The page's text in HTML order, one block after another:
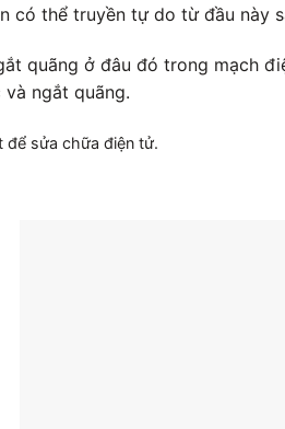
có thể truyền tự do từ đầu này
quãng ở đâu đó trong mạch
ngắt quãng.
để sửa chữa điện tử.